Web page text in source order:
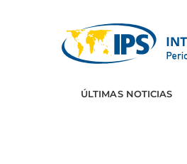
ÚLTIMAS NOTICIAS